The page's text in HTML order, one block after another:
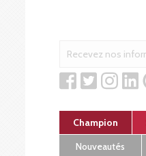
Champion
Nouveautés